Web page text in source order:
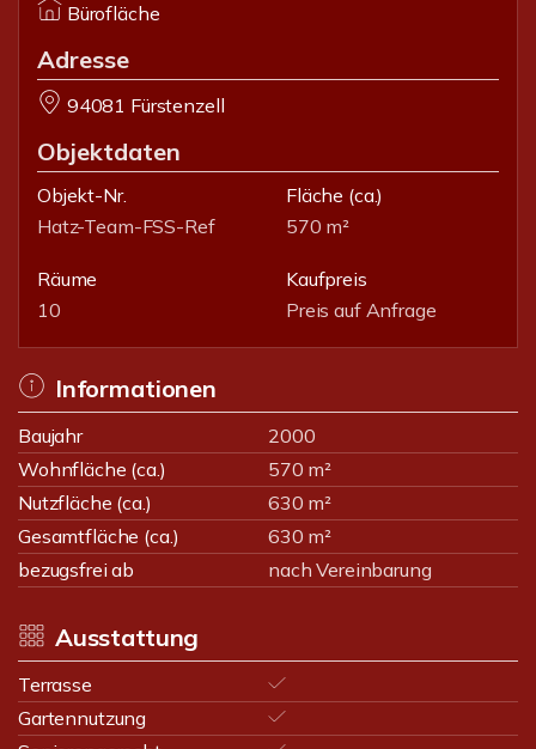
Bürofläche
Adresse
94081 Fürstenzell
Objektdaten
Objekt-Nr.
Hatz-Team-FSS-Ref
Fläche (ca.)
570 m²
Räume
10
Kaufpreis
Preis auf Anfrage
Informationen
Baujahr
2000
Wohnfläche (ca.)
570 m²
Nutzfläche (ca.)
630 m²
Gesamtfläche (ca.)
630 m²
bezugsfrei ab
nach Vereinbarung
Ausstattung
Terrasse
Gartennutzung